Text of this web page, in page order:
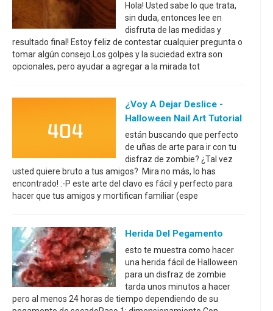
Hola! Usted sabe lo que trata,
sin duda, entonces lee en
disfruta de las medidas y
resultado final! Estoy feliz de contestar cualquier pregunta o
tomar algún consejo.Los golpes y la suciedad extra son
opcionales, pero ayudar a agregar a la mirada tot
¿Voy A Dejar Deslice -
Halloween Nail Art Tutorial
están buscando que perfecto
de uñas de arte para ir con tu
disfraz de zombie? ¿Tal vez
usted quiere bruto a tus amigos? Mira no más, lo has
encontrado! :-P este arte del clavo es fácil y perfecto para
hacer que tus amigos y mortifican familiar (espe
Herida Del Pegamento
esto te muestra como hacer
una herida fácil de Halloween
para un disfraz de zombie
tarda unos minutos a hacer
pero al menos 24 horas de tiempo dependiendo de su